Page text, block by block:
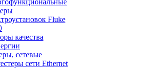
Fluke
качества
сетевые
сети Ethernet